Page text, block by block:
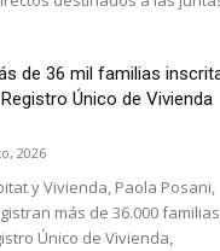
de 36 mil familias
Único de Vivienda
2026
y Vivienda, Paola Posani,
más de 36.000 familias
Único de Vivienda,